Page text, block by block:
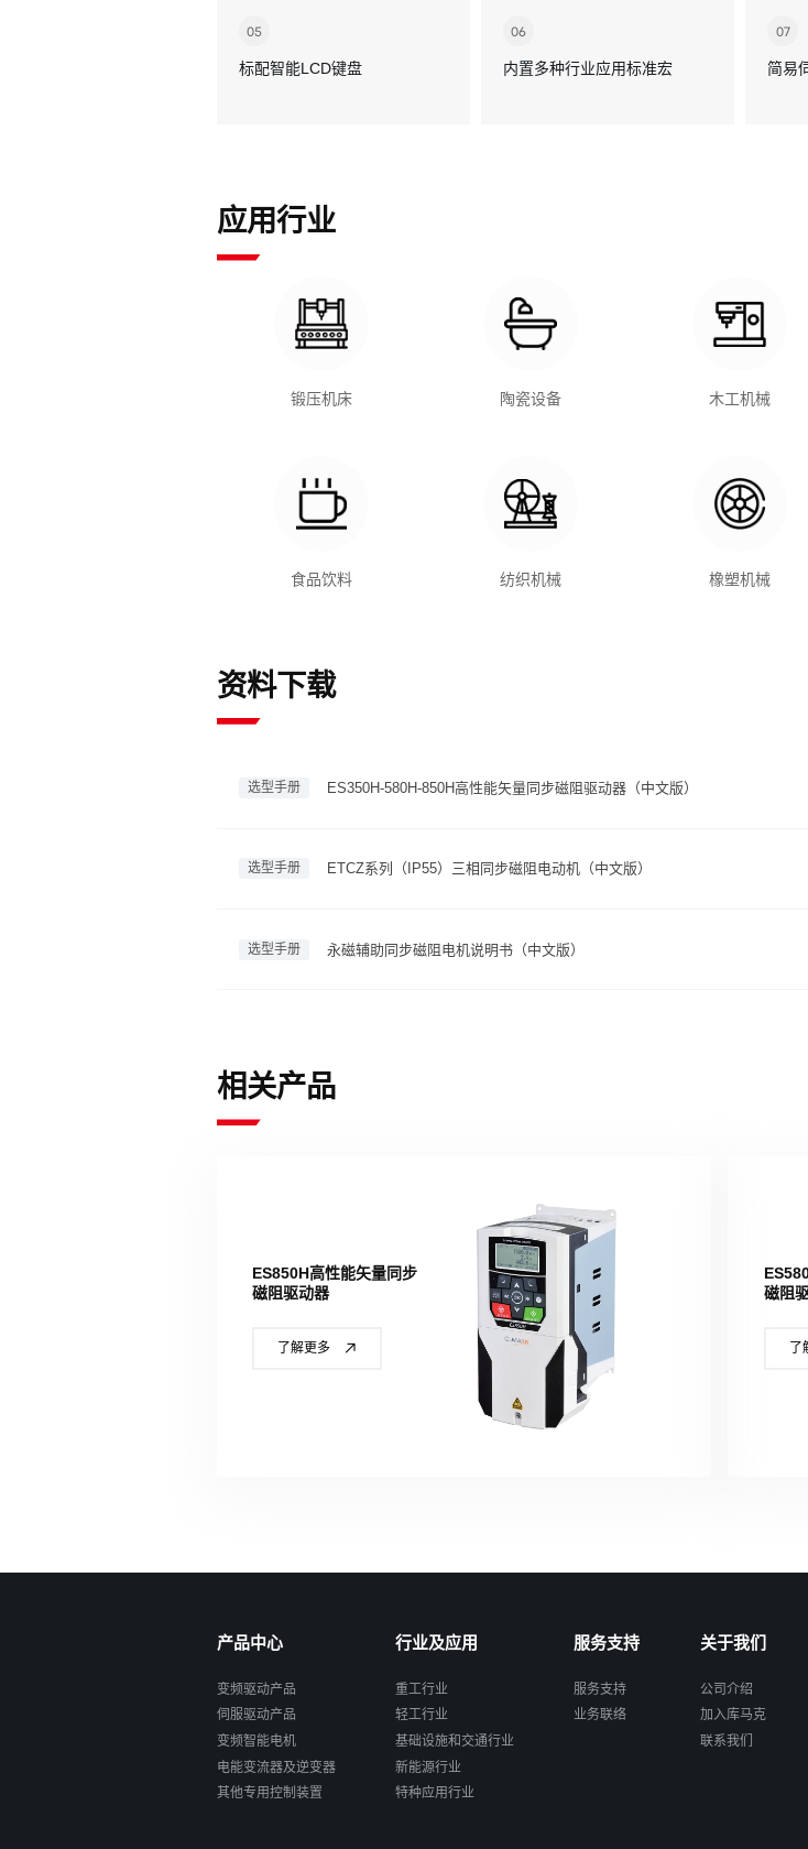
05
标配智能LCD键盘
06
内置多种行业应用标准宏
07
简易
应用行业
锻压机床 陶瓷设备 木工机械
食品饮料 纺织机械 橡塑机械
资料下载
选型手册 ES350H-580H-850H高性能矢量同步磁阻驱动器（中文版）
选型手册 ETCZ系列（IP55）三相同步磁阻电动机（中文版）
选型手册 永磁辅助同步磁阻电机说明书（中文版）
相关产品
ES850H高性能矢量同步
磁阻驱动器
了解更多
磁阻
了
产品中心
变频驱动产品
伺服驱动产品
变频智能电机
电能变流器及逆变器
其他专用控制装置
行业及应用
重工行业
轻工行业
基础设施和交通行业
新能源行业
特种应用行业
服务支持
服务支持
业务联络
关于我们
公司介绍
加入库马克
联系我们